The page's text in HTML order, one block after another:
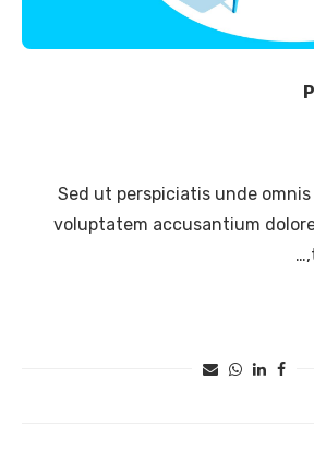
Sed ut perspiciatis unde
voluptatem accusantium